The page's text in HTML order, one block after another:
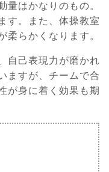
量はかなりのもの。
す。また、体操教室
柔らかくなります。
自己表現力が磨かれ
ますが、チームで合
が身に着く効果も期